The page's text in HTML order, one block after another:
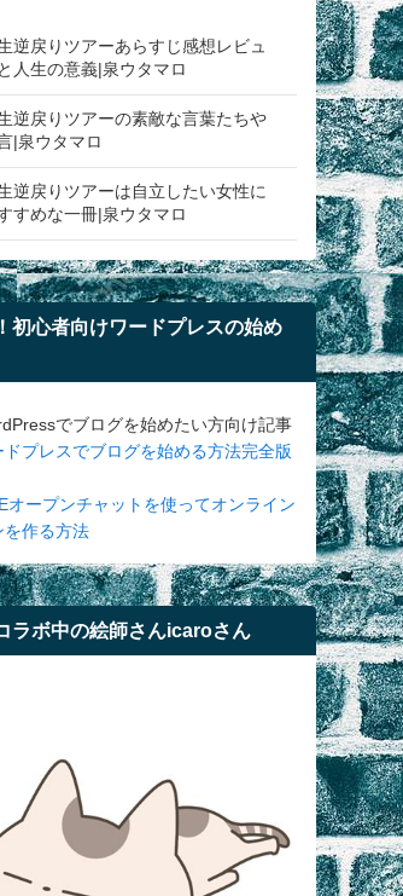
逆戻りツアーあらすじ感想レビュ
人生の意義|泉ウタマロ
逆戻りツアーの素敵な言葉たちや
|泉ウタマロ
逆戻りツアーは自立したい女性に
すめな一冊|泉ウタマロ
初心者向けワードプレスの始め
でブログを始めたい方向け記事
ドプレスでブログを始める方法完全版
オープンチャットを使ってオンライン
を作る方法
ラボ中の絵師さんicaroさん